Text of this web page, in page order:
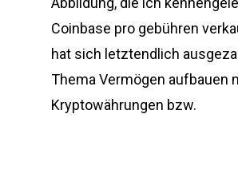
Coinbase pro gebühren
hat sich letztendlich
Thema Vermögen aufbauen
Kryptowährungen bzw.